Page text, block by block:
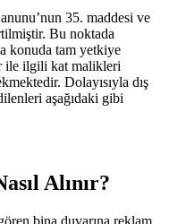
35. maddesi ve
Bu noktada
konuda tam yetkiye
ile ilgili kat malikleri
Dolayısıyla dış
aşağıdaki gibi
Alınır?
bina duvarına reklam